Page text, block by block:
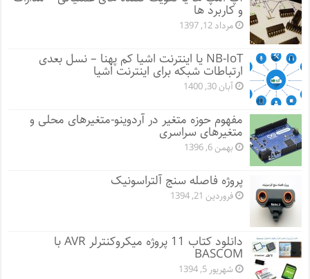
و کاربرد ها
مرداد 12, 1397
NB-IoT یا اینترنت اشیا کم پهنا – نسل بعدی
ارتباطات شبکه برای اینترنت اشیا
آبان 30, 1400
مفهوم حوزه متغیر در آردوینو-متغیرهای محلی و
متغیرهای سراسری
بهمن 6, 1396
پروژه فاصله سنج آلتراسونیک
فروردین 21, 1394
دانلود کتاب 11 پروژه میکروکنترلر AVR با
BASCOM
شهریور 5, 1394